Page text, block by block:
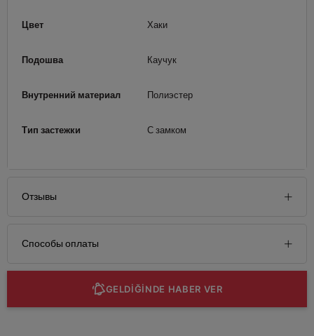
Цвет Хаки
Подошва Каучук
Внутренний материал Полиэстер
Тип застежки С замком
Отзывы
Способы оплаты
GELDİĞİNDE HABER VER